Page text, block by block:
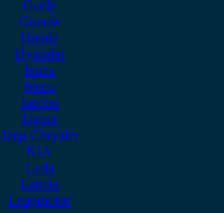
Geely
Gonow
Honda
Hyundai
Isuzu
iveco
Jaecoo
Jaguar
Jeep Chrysler
KIA
Lada
Lancia
Leapmotor